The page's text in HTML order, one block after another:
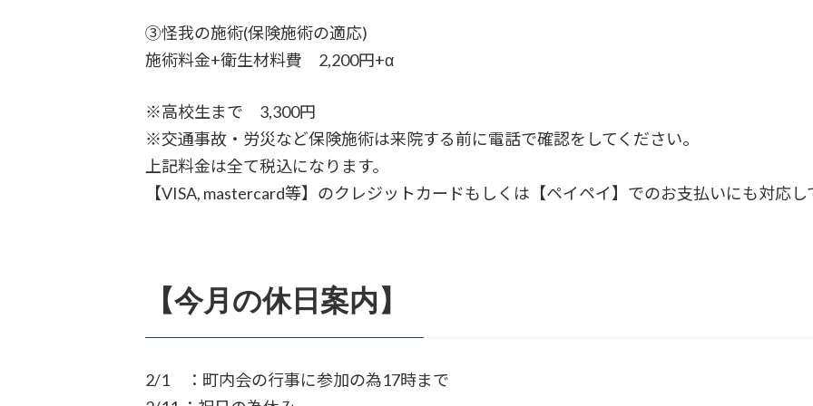
③怪我の施術(保険施術の適応)
施術料金+衛生材料費 2,200円+α
※高校生まで 3,300円
※交通事故・労災など保険施術は来院する前に電話で確認をしてください。
上記料金は全て税込になります。
【VISA, mastercard等】のクレジットカードもしくは【ペイペイ】でのお支払いにも対応し
【今月の休日案内】
2/1 ：町内会の行事に参加の為17時まで